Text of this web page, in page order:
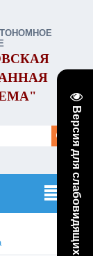
Версия для слабовидящих